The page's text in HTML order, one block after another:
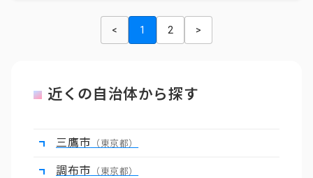
< 1 2 >
近くの自治体から探す
三鷹市 （東京都）
調布市 （東京都）